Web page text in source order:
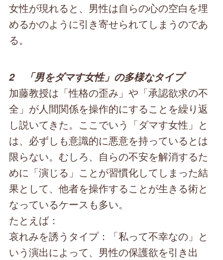
女性が現れると、男性は自らの心の空白を埋
めるかのように引き寄せられてしまうのであ
る。
2 「男をダマす女性」の多様なタイプ
加藤教授は「性格の歪み」や「承認欲求の不
全」が人間関係を操作的にすることを繰り返
し説いてきた。ここでいう「ダマす女性」と
は、必ずしも意識的に悪意を持っているとは
限らない。むしろ、自らの不安を解消するた
めに「演じる」ことが習慣化してしまった結
果として、他者を操作することが生きる術と
なっているケースも多い。
たとえば：
哀れみを誘うタイプ：「私って不幸なの」と
いう演出によって、男性の保護欲を引き出